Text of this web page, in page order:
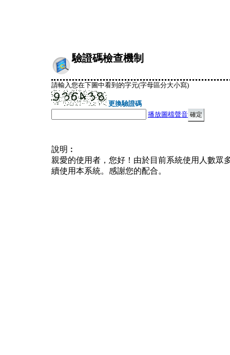
驗證碼檢查機制
請輸入您在下圖中看到的字元(字母區分大小寫)
更換驗證碼
播放圖檔聲音
說明︰
親愛的使用者，您好！由於目前系統使用人數眾
續使用本系統。感謝您的配合。